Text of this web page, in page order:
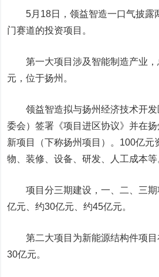
5月18日，领益智造一口气披露
门赛道的投资项目。
第一大项目涉及智能制造产业，
元，位于扬州。
领益智造拟与扬州经济技术开发
委会）签署《项目进区协议》并在
新项目（下称扬州项目）。100亿元
物、装修、设备、研发、人工成本等
项目分三期建设，一、二、三期
亿元、约30亿元、约45亿元。
第二大项目为新能源结构件项目
30亿元。